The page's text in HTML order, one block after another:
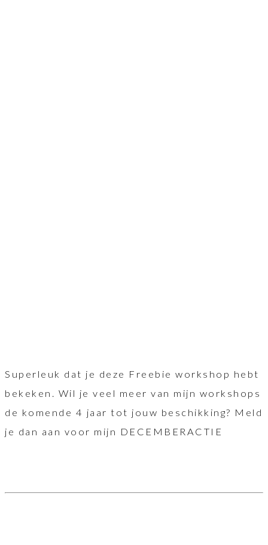
Superleuk dat je deze Freebie workshop hebt
bekeken. Wil je veel meer van mijn workshops
de komende 4 jaar tot jouw beschikking? Meld
je dan aan voor mijn DECEMBERACTIE